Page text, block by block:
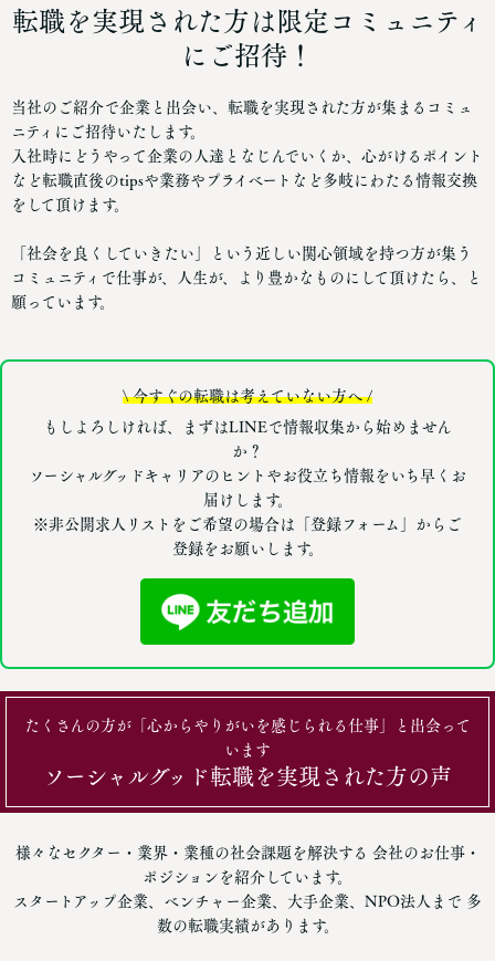
転職を実現された方は限定コミュニティ
にご招待！
当社のご紹介で企業と出会い、転職を実現された方が集まるコミュ
ニティにご招待いたします。
入社時にどうやって企業の人達となじんでいくか、心がけるポイント
など転職直後のtipsや業務やプライベートなど多岐にわたる情報交換
をして頂けます。
「社会を良くしていきたい」という近しい関心領域を持つ方が集う
コミュニティで仕事が、人生が、より豊かなものにして頂けたら、と
願っています。
\ 今すぐの転職は考えていない方へ /
もしよろしければ、まずはLINEで情報収集から始めません
か？
ソーシャルグッドキャリアのヒントやお役立ち情報をいち早くお
届けします。
※非公開求人リストをご希望の場合は「登録フォーム」からご
登録をお願いします。
たくさんの方が「心からやりがいを感じられる仕事」と出会って
います
ソーシャルグッド転職を実現された方の声
様々なセクター・業界・業種の社会課題を解決する 会社のお仕事・
ポジションを紹介しています。
スタートアップ企業、ベンチャー企業、大手企業、NPO法人まで 多
数の転職実績があります。